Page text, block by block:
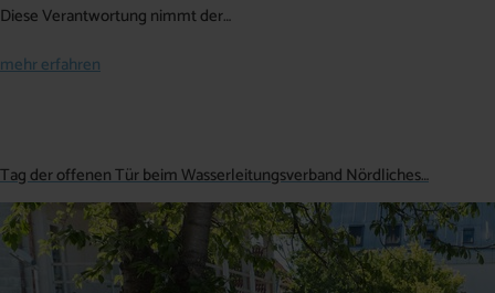
Diese Verantwortung nimmt der…
mehr erfahren
Tag der offenen Tür beim Wasserleitungsverband Nördliches…